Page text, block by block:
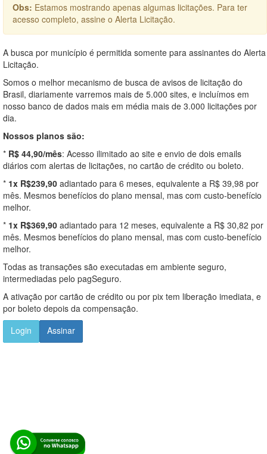
Obs: Estamos mostrando apenas algumas licitações. Para ter
acesso completo, assine o Alerta Licitação.
A busca por município é permitida somente para assinantes do Alerta
Licitação.
Somos o melhor mecanismo de busca de avisos de licitação do
Brasil, diariamente varremos mais de 5.000 sites, e incluímos em
nosso banco de dados mais em média mais de 3.000 licitações por
dia.
Nossos planos são:
* R$ 44,90/mês: Acesso ilimitado ao site e envio de dois emails
diários com alertas de licitações, no cartão de crédito ou boleto.
* 1x R$239,90 adiantado para 6 meses, equivalente a R$ 39,98 por
mês. Mesmos benefícios do plano mensal, mas com custo-benefício
melhor.
* 1x R$369,90 adiantado para 12 meses, equivalente a R$ 30,82 por
mês. Mesmos benefícios do plano mensal, mas com custo-benefício
melhor.
Todas as transações são executadas em ambiente seguro,
intermediadas pelo pagSeguro.
A ativação por cartão de crédito ou por pix tem liberação imediata, e
por boleto depois da compensação.
Login
Assinar